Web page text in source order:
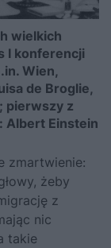
wielkich
I konferencji
Wien,
de Broglie,
pierwszy z
Albert Einstein
zmartwienie:
żeby
z
nic
takie